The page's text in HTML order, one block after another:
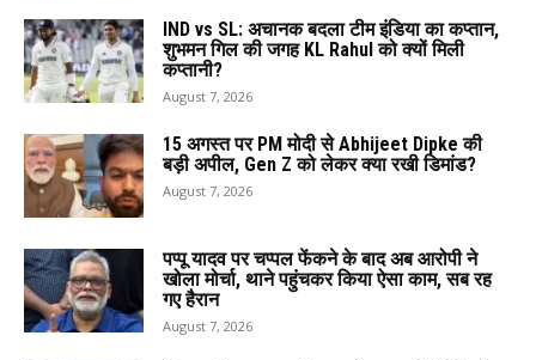
IND vs SL: अचानक बदला टीम इंडिया का कप्तान,
शुभमन गिल की जगह KL Rahul को क्यों मिली
कप्तानी?
August 7, 2026
15 अगस्त पर PM मोदी से Abhijeet Dipke की
बड़ी अपील, Gen Z को लेकर क्या रखी डिमांड?
August 7, 2026
पप्पू यादव पर चप्पल फेंकने के बाद अब आरोपी ने
खोला मोर्चा, थाने पहुंचकर किया ऐसा काम, सब रह
गए हैरान
August 7, 2026